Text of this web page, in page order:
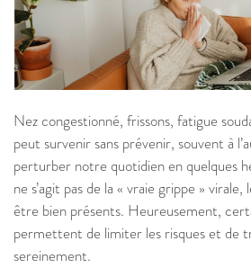
Nez congestionné, frissons, fatigue
peut survenir sans prévenir, souvent à
perturber notre quotidien en quelques
ne s’agit pas de la « vraie grippe »
être bien présents. Heureusement,
permettent de limiter les risques et de
sereinement.